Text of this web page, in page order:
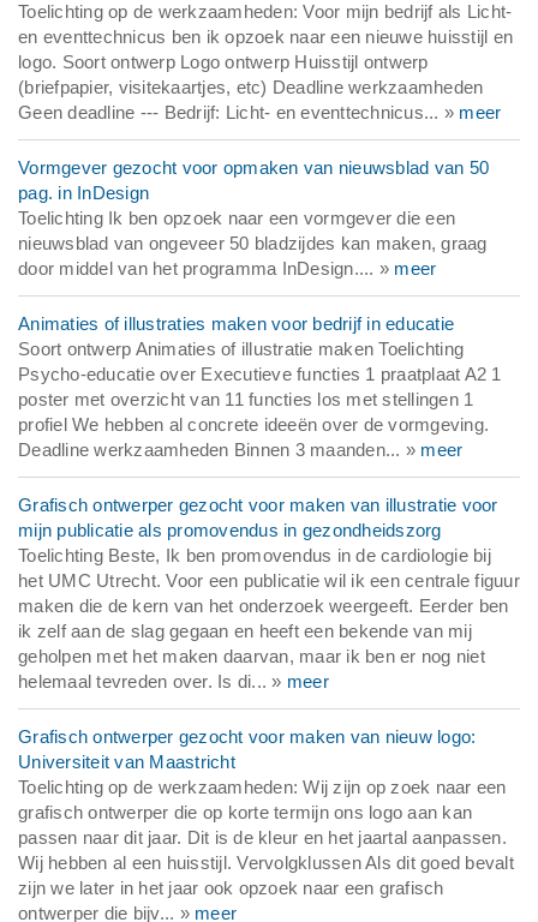
Toelichting op de werkzaamheden: Voor mijn bedrijf als Licht-
en eventtechnicus ben ik opzoek naar een nieuwe huisstijl en
logo. Soort ontwerp Logo ontwerp Huisstijl ontwerp
(briefpapier, visitekaartjes, etc) Deadline werkzaamheden
Geen deadline --- Bedrijf: Licht- en eventtechnicus... » meer
Vormgever gezocht voor opmaken van nieuwsblad van 50
pag. in InDesign
Toelichting Ik ben opzoek naar een vormgever die een
nieuwsblad van ongeveer 50 bladzijdes kan maken, graag
door middel van het programma InDesign.... » meer
Animaties of illustraties maken voor bedrijf in educatie
Soort ontwerp Animaties of illustratie maken Toelichting
Psycho-educatie over Executieve functies 1 praatplaat A2 1
poster met overzicht van 11 functies los met stellingen 1
profiel We hebben al concrete ideeën over de vormgeving.
Deadline werkzaamheden Binnen 3 maanden... » meer
Grafisch ontwerper gezocht voor maken van illustratie voor
mijn publicatie als promovendus in gezondheidszorg
Toelichting Beste, Ik ben promovendus in de cardiologie bij
het UMC Utrecht. Voor een publicatie wil ik een centrale figuur
maken die de kern van het onderzoek weergeeft. Eerder ben
ik zelf aan de slag gegaan en heeft een bekende van mij
geholpen met het maken daarvan, maar ik ben er nog niet
helemaal tevreden over. Is di... » meer
Grafisch ontwerper gezocht voor maken van nieuw logo:
Universiteit van Maastricht
Toelichting op de werkzaamheden: Wij zijn op zoek naar een
grafisch ontwerper die op korte termijn ons logo aan kan
passen naar dit jaar. Dit is de kleur en het jaartal aanpassen.
Wij hebben al een huisstijl. Vervolgklussen Als dit goed bevalt
zijn we later in het jaar ook opzoek naar een grafisch
ontwerper die bijv... » meer